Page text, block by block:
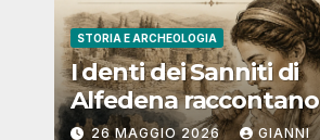
STORIA E ARCHEOLOGIA
I denti dei Sanniti di
Alfedena raccontano
una storia inattesa:
26 MAGGIO 2026 GIANNI